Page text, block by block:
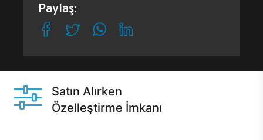
Paylaş:
Satın Alırken
Özelleştirme İmkanı